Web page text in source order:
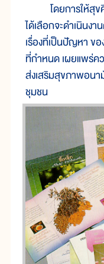
โดยการให้สุขศึก
ได้เลือกจะดำเนิน
เรื่องที่เป็นปัญหา ข
ที่กำหนด เผยแพร่ค
ส่งเสริมสุขภาพอนา
ชุมชน